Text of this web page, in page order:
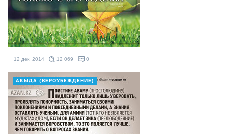
12 дек. 2014 12 069 0
АКЫДА (ВЕРОУБЕЖДЕНИЕ)